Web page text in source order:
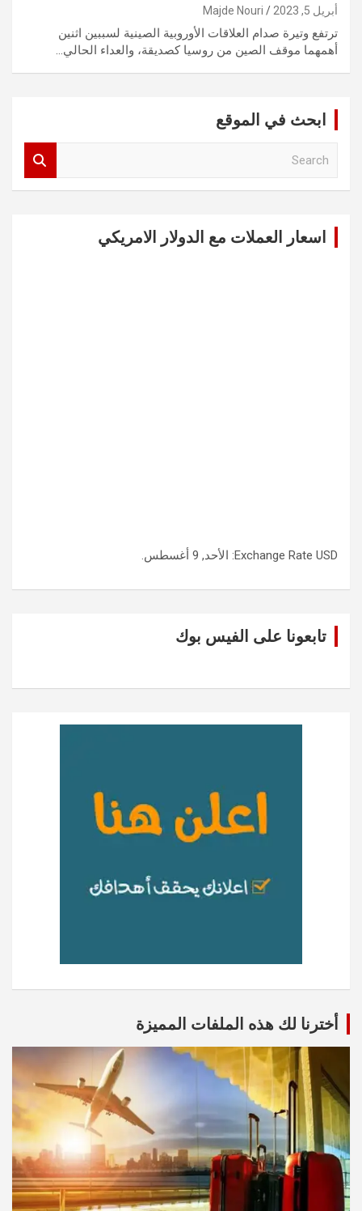
أبريل 5, 2023 Majde Nouri
ترتفع وتيرة صدام العلاقات الأوروبية الصينية لسببين اثنين
أهمهما موقف الصين من روسيا كصديقة، والعداء الحالي…
ابحث في الموقع
اسعار العملات مع الدولار الامريكي
Exchange Rate USD : الأحد, 9 أغسطس.
تابعونا على الفيس بوك
أخترنا لك هذه الملفات المميزة